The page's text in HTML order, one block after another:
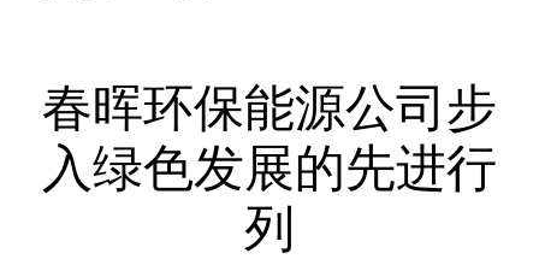
春晖环保能源公司步
入绿色发展的先进行
列